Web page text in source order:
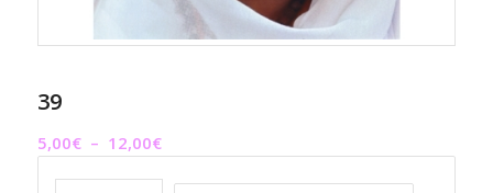
39
5,00€ – 12,00€Plage